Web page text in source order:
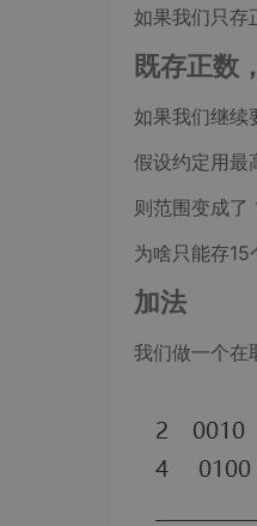
如果我们只存
既存正数
如果我们继续
假设约定用最
则范围变成了
为啥只能存
加法
我们做一个在